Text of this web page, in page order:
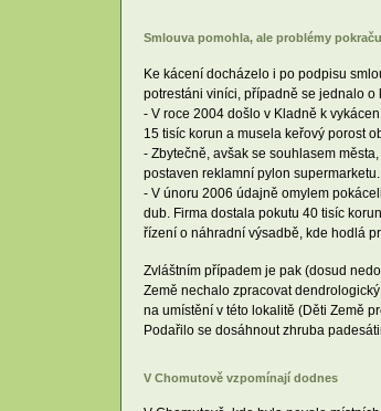
Smlouva pomohla, ale problémy
Ke kácení docházelo i po podpisu
potrestáni viníci, případně se jednalo
- V roce 2004 došlo v Kladně k
15 tisíc korun a musela keřový porost
- Zbytečně, avšak se souhlasem
postaven reklamní pylon supermarketu.
- V únoru 2006 údajně omylem
dub. Firma dostala pokutu 40 tisíc
řízení o náhradní výsadbě, kde hodlá
Zvláštním případem je pak (dosud
Země nechalo zpracovat
na umístění v této lokalitě (Děti Země
Podařilo se dosáhnout zhruba
V Chomutově vzpomínají dodnes